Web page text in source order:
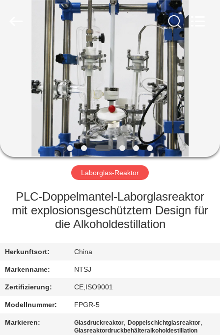
PRODUKTE
FABRIK-
QUALITÄTSKONTROLLE
SIE
MIT
UNS
IN
VERBINDUNG
Laborglas-Reaktor
PLC-Doppelmantel-Laborglasreaktor
mit explosionsgeschütztem Design für
die Alkoholdestillation
Herkunftsort: China
Markenname: NTSJ
Zertifizierung: CE,ISO9001
Modellnummer: FPGR-5
Markieren: Glasdruckreaktor,Doppelschichtglasreaktor,
Glasreaktordruckbehälteralkoholdestillation